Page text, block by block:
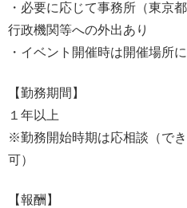
・必要に応じて事務所（東京
行政機関等への外出あり
・イベント開催時は開催場所
【勤務期間】
１年以上
※勤務開始時期は応相談（で
可）
【報酬】